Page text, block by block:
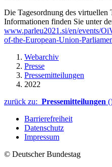
Die Tagesordnung des virtuellen
Informationen finden Sie unter
www.parleu2021.si/en/events/
of-the-European-Union-
Webarchiv
Presse
Pressemitteilungen
2022
zurück zu: Pressemitteilungen
Barrierefreiheit
Datenschutz
Impressum
© Deutscher Bundestag